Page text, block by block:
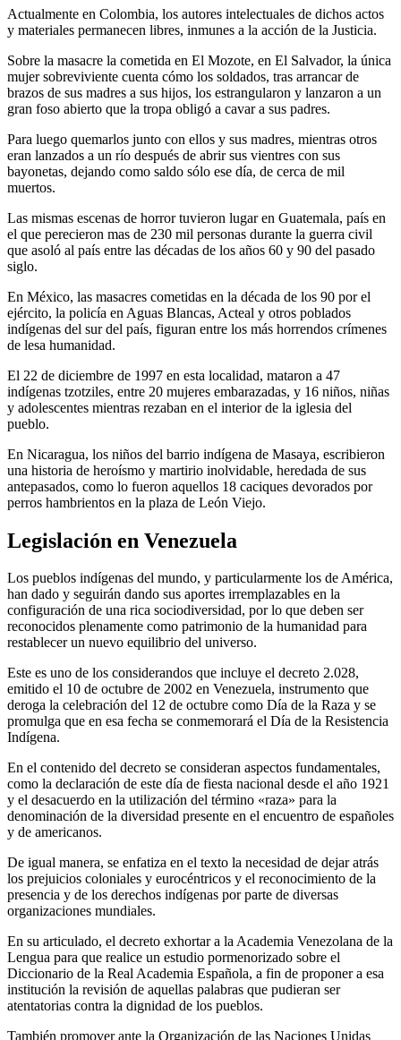
Actualmente en Colombia, los autores intelectuales de dichos actos
y materiales permanecen libres, inmunes a la acción de la Justicia.
Sobre la masacre la cometida en El Mozote, en El Salvador, la única
mujer sobreviviente cuenta cómo los soldados, tras arrancar de
brazos de sus madres a sus hijos, los estrangularon y lanzaron a un
gran foso abierto que la tropa obligó a cavar a sus padres.
Para luego quemarlos junto con ellos y sus madres, mientras otros
eran lanzados a un río después de abrir sus vientres con sus
bayonetas, dejando como saldo sólo ese día, de cerca de mil
muertos.
Las mismas escenas de horror tuvieron lugar en Guatemala, país en
el que perecieron mas de 230 mil personas durante la guerra civil
que asoló al país entre las décadas de los años 60 y 90 del pasado
siglo.
En México, las masacres cometidas en la década de los 90 por el
ejército, la policía en Aguas Blancas, Acteal y otros poblados
indígenas del sur del país, figuran entre los más horrendos crímenes
de lesa humanidad.
El 22 de diciembre de 1997 en esta localidad, mataron a 47
indígenas tzotziles, entre 20 mujeres embarazadas, y 16 niños, niñas
y adolescentes mientras rezaban en el interior de la iglesia del
pueblo.
En Nicaragua, los niños del barrio indígena de Masaya, escribieron
una historia de heroísmo y martirio inolvidable, heredada de sus
antepasados, como lo fueron aquellos 18 caciques devorados por
perros hambrientos en la plaza de León Viejo.
Legislación en Venezuela
Los pueblos indígenas del mundo, y particularmente los de América,
han dado y seguirán dando sus aportes irremplazables en la
configuración de una rica sociodiversidad, por lo que deben ser
reconocidos plenamente como patrimonio de la humanidad para
restablecer un nuevo equilibrio del universo.
Este es uno de los considerandos que incluye el decreto 2.028,
emitido el 10 de octubre de 2002 en Venezuela, instrumento que
deroga la celebración del 12 de octubre como Día de la Raza y se
promulga que en esa fecha se conmemorará el Día de la Resistencia
Indígena.
En el contenido del decreto se consideran aspectos fundamentales,
como la declaración de este día de fiesta nacional desde el año 1921
y el desacuerdo en la utilización del término «raza» para la
denominación de la diversidad presente en el encuentro de españoles
y de americanos.
De igual manera, se enfatiza en el texto la necesidad de dejar atrás
los prejuicios coloniales y eurocéntricos y el reconocimiento de la
presencia y de los derechos indígenas por parte de diversas
organizaciones mundiales.
En su articulado, el decreto exhortar a la Academia Venezolana de la
Lengua para que realice un estudio pormenorizado sobre el
Diccionario de la Real Academia Española, a fin de proponer a esa
institución la revisión de aquellas palabras que pudieran ser
atentatorias contra la dignidad de los pueblos.
También promover ante la Organización de las Naciones Unidas